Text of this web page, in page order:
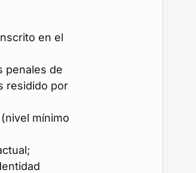
en el
penales de
residido por
mínimo